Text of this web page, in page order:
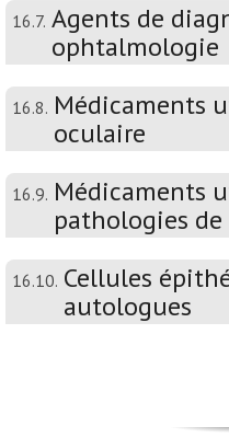
16.7. Agents de
ophtalmologie
16.8. Médicaments
oculaire
16.9. Médicaments
pathologies
16.10. Cellules
autologues